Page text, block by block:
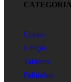
Copos
Louças
Talheres
Palhinhas